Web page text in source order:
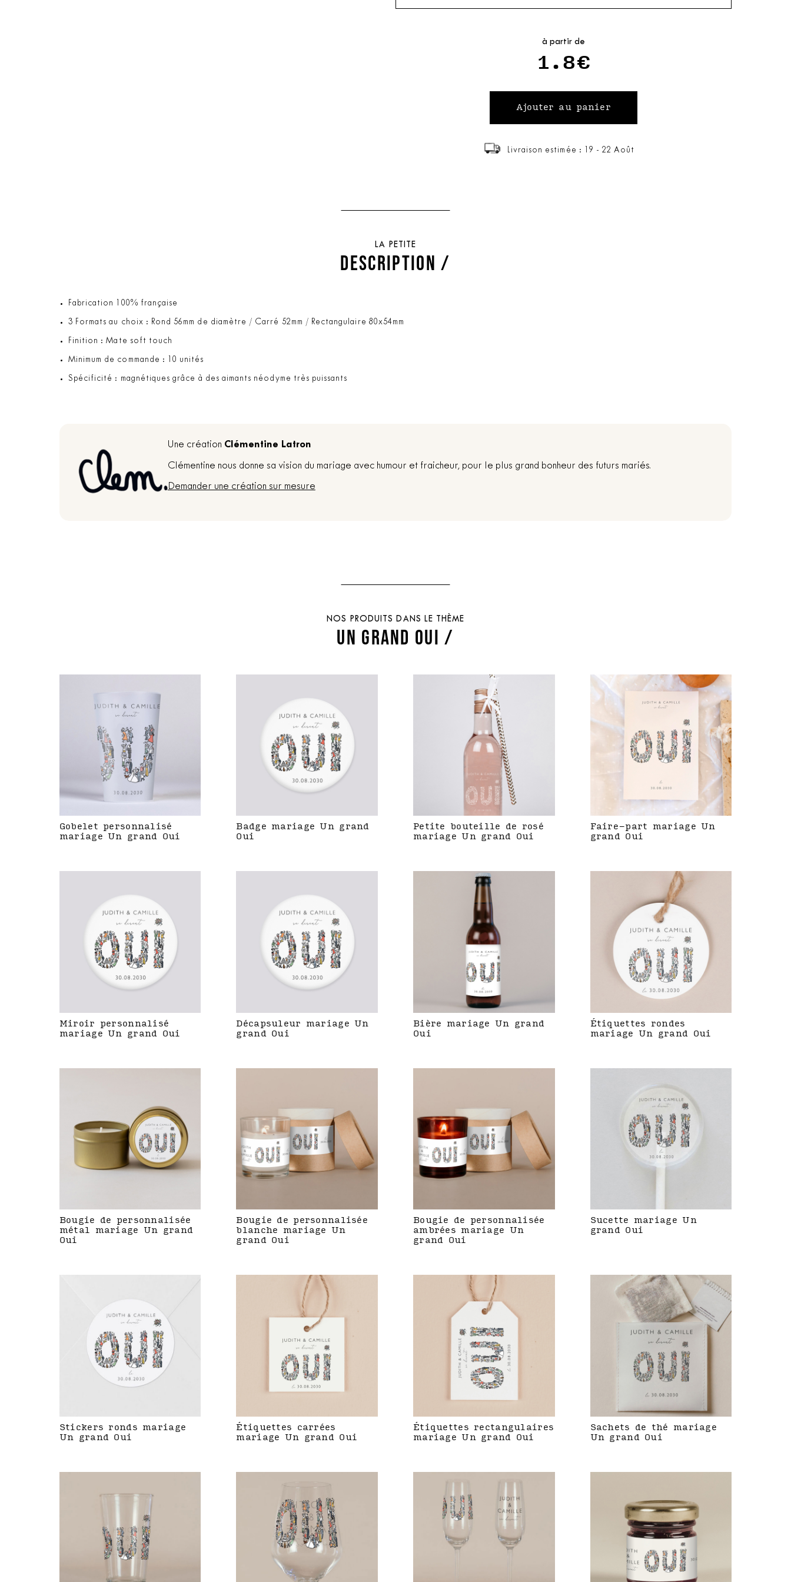
à partir de
1.8€
Livraison estimée : 19 - 22 Août
LA PETITE
DESCRIPTION /
Fabrication 100% française
3 Formats au choix : Rond 56mm de diamètre / Carré 52mm / Rectangulaire 80x54mm
Finition : Mate soft touch
Minimum de commande : 10 unités
Spécificité : magnétiques grâce à des aimants néodyme très puissants
Une création Clémentine Latron
Clémentine nous donne sa vision du mariage avec humour et fraicheur, pour le plus grand bonheur des futurs mariés.
Demander une création sur mesure
NOS PRODUITS DANS LE THÈME
UN GRAND OUI /
Gobelet personnalisé
mariage Un grand Oui
Badge mariage Un grand
Oui
Petite bouteille de rosé
mariage Un grand Oui
Faire-part mariage Un
grand Oui
Miroir personnalisé
mariage Un grand Oui
Décapsuleur mariage Un
grand Oui
Bière mariage Un grand
Oui
Étiquettes rondes
mariage Un grand Oui
Bougie de personnalisée
métal mariage Un grand
Oui
Bougie de personnalisée
blanche mariage Un
grand Oui
Bougie de personnalisée
ambrées mariage Un
grand Oui
Sucette mariage Un
grand Oui
Stickers ronds mariage
Un grand Oui
Étiquettes carrées
mariage Un grand Oui
Étiquettes rectangulaires
mariage Un grand Oui
Sachets de thé mariage
Un grand Oui